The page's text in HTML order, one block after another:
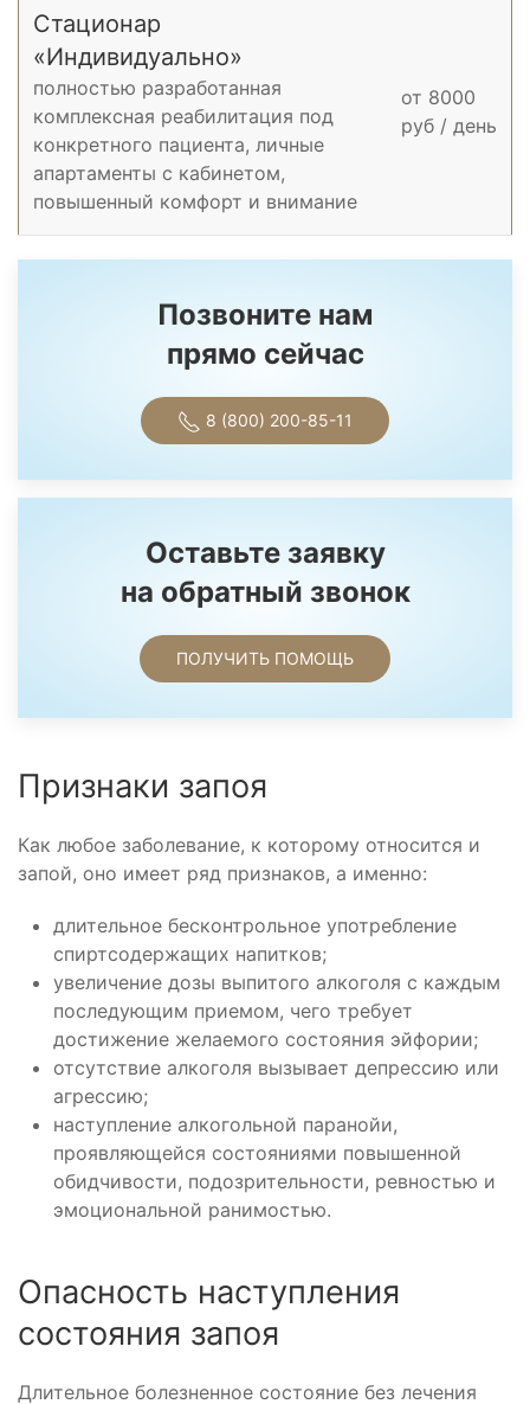
Стационар
«Индивидуально»
полностью разработанная
комплексная реабилитация под
конкретного пациента, личные
апартаменты с кабинетом,
повышенный комфорт и внимание
от 8000
руб / день
Позвоните нам
прямо сейчас
8 (800) 200-85-11
Оставьте заявку
на обратный звонок
ПОЛУЧИТЬ ПОМОЩЬ
Признаки запоя
Как любое заболевание, к которому относится и
запой, оно имеет ряд признаков, а именно:
длительное бесконтрольное употребление
спиртсодержащих напитков;
увеличение дозы выпитого алкоголя с каждым
последующим приемом, чего требует
достижение желаемого состояния эйфории;
отсутствие алкоголя вызывает депрессию или
агрессию;
наступление алкогольной паранойи,
проявляющейся состояниями повышенной
обидчивости, подозрительности, ревностью и
эмоциональной ранимостью.
Опасность наступления
состояния запоя
Длительное болезненное состояние без лечения